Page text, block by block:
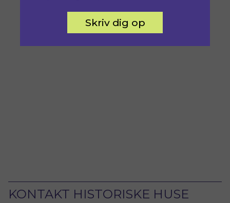
KONTAKT HISTORISKE HUSE
Skriv dig op